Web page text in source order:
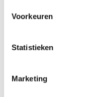
Voorkeuren
Statistieken
Marketing
Wil je meer informatie?